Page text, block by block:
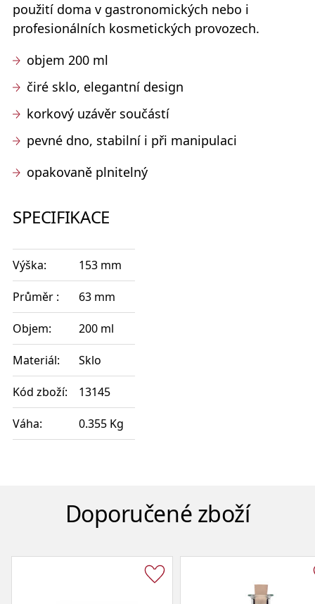
použití doma v gastronomických nebo i
profesionálních kosmetických provozech.
objem 200 ml
čiré sklo, elegantní design
korkový uzávěr součástí
pevné dno, stabilní i při manipulaci
opakovaně plnitelný
SPECIFIKACE
Výška: 153 mm
Průměr : 63 mm
Objem: 200 ml
Materiál: Sklo
Kód zboží: 13145
Váha: 0.355 Kg
Doporučené zboží